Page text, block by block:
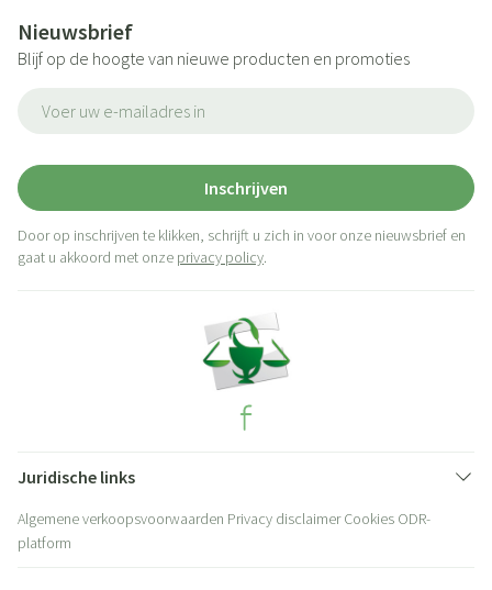
Nieuwsbrief
Blijf op de hoogte van nieuwe producten en promoties
Inschrijven
Door op inschrijven te klikken, schrijft u zich in voor onze nieuwsbrief en
gaat u akkoord met onze privacy policy.
Juridische links
Algemene verkoopsvoorwaarden Privacy disclaimer Cookies ODR-
platform